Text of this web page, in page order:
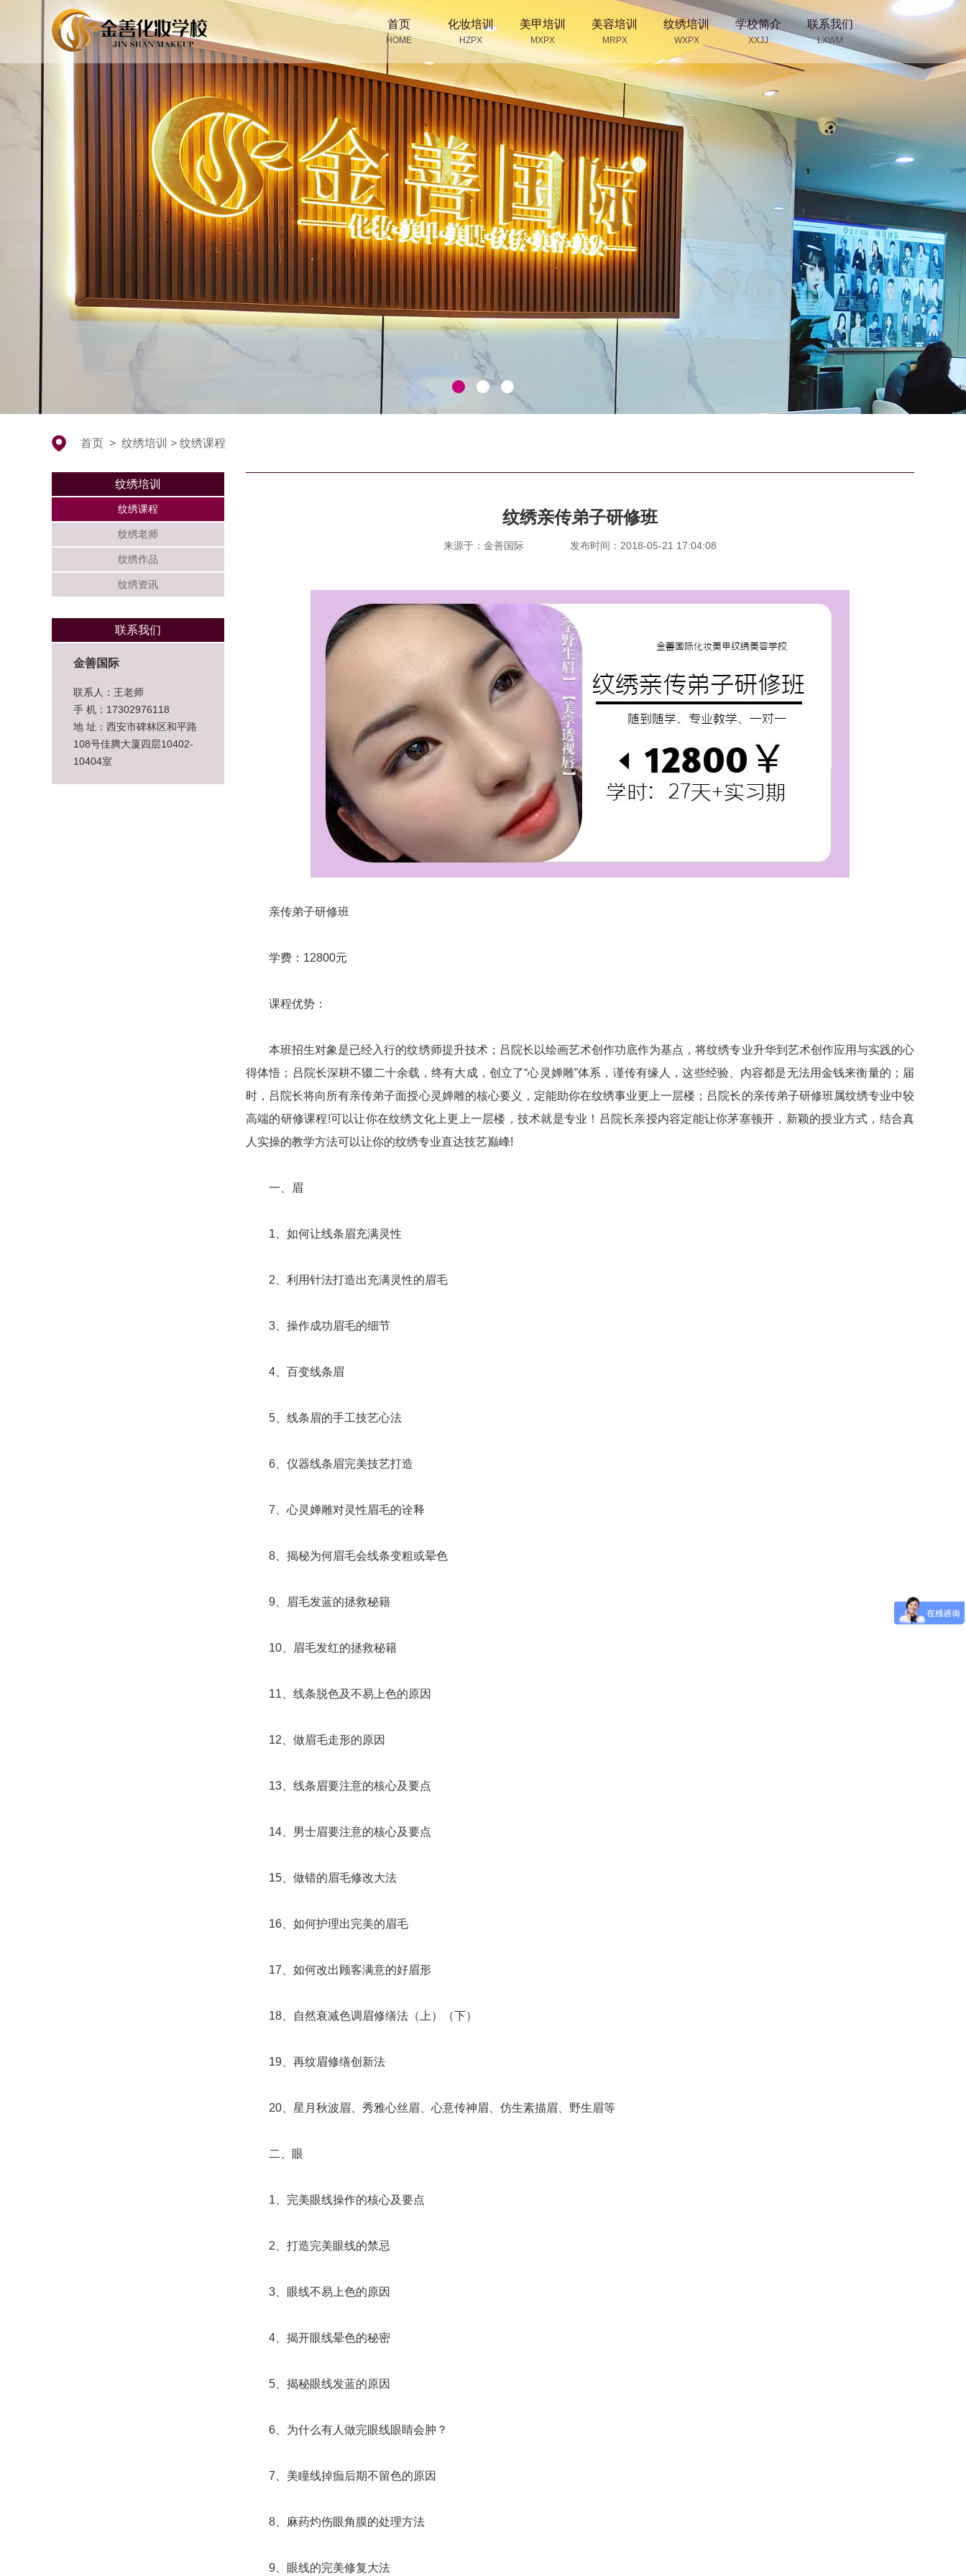
首页
HOME
化妆培训
HZPX
美甲培训
MXPX
美容培训
MRPX
纹绣培训
WXPX
学校简介
XXJJ
联系我们
LXWM
首页 > 纹绣培训 > 纹绣课程
纹绣培训
纹绣课程
纹绣老师
纹绣作品
纹绣资讯
联系我们
金善国际
联系人：王老师
手 机：17302976118
地 址：西安市碑林区和平路
108号佳腾大厦四层10402-
10404室
纹绣亲传弟子研修班
来源于：金善国际 发布时间：2018-05-21 17:04:08
亲传弟子研修班
学费：12800元
课程优势：
本班招生对象是已经入行的纹绣师提升技术；吕院长以绘画艺术创作功底作为基点，将纹绣专业升华到艺术创作应用与实践的心
得体悟；吕院长深耕不辍二十余载，终有大成，创立了“心灵婵雕”体系，谨传有缘人，这些经验、内容都是无法用金钱来衡量的；届
时，吕院长将向所有亲传弟子面授心灵婵雕的核心要义，定能助你在纹绣事业更上一层楼；吕院长的亲传弟子研修班属纹绣专业中较
高端的研修课程!可以让你在纹绣文化上更上一层楼，技术就是专业！吕院长亲授内容定能让你茅塞顿开，新颖的授业方式，结合真
人实操的教学方法可以让你的纹绣专业直达技艺巅峰!
一、眉
1、如何让线条眉充满灵性
2、利用针法打造出充满灵性的眉毛
3、操作成功眉毛的细节
4、百变线条眉
5、线条眉的手工技艺心法
6、仪器线条眉完美技艺打造
7、心灵婵雕对灵性眉毛的诠释
8、揭秘为何眉毛会线条变粗或晕色
9、眉毛发蓝的拯救秘籍
10、眉毛发红的拯救秘籍
11、线条脱色及不易上色的原因
12、做眉毛走形的原因
13、线条眉要注意的核心及要点
14、男士眉要注意的核心及要点
15、做错的眉毛修改大法
16、如何护理出完美的眉毛
17、如何改出顾客满意的好眉形
18、自然衰减色调眉修缮法（上）（下）
19、再纹眉修缮创新法
20、星月秋波眉、秀雅心丝眉、心意传神眉、仿生素描眉、野生眉等
二、眼
1、完美眼线操作的核心及要点
2、打造完美眼线的禁忌
3、眼线不易上色的原因
4、揭开眼线晕色的秘密
5、揭秘眼线发蓝的原因
6、为什么有人做完眼线眼睛会肿？
7、美瞳线掉痂后期不留色的原因
8、麻药灼伤眼角膜的处理方法
9、眼线的完美修复大法